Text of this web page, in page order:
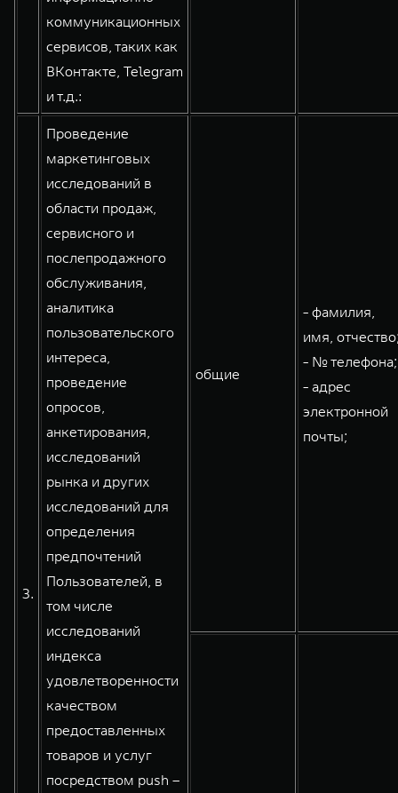
коммуникационных
сервисов, таких как
ВКонтакте, Telegram
и т.д.:
3.
Проведение
маркетинговых
исследований в
области продаж,
сервисного и
послепродажного
обслуживания,
аналитика
пользовательского
интереса,
проведение
опросов,
анкетирования,
исследований
рынка и других
исследований для
определения
предпочтений
Пользователей, в
том числе
исследований
индекса
удовлетворенности
качеством
предоставленных
товаров и услуг
посредством push –
общие
- фамилия,
имя,
- № телефона;
- адрес
электронной
почты;